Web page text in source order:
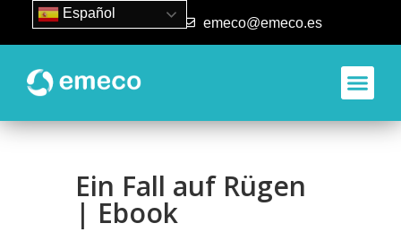
93 840 50 80 emeco@emeco.es
Ein Fall auf Rügen
| Ebook
Español